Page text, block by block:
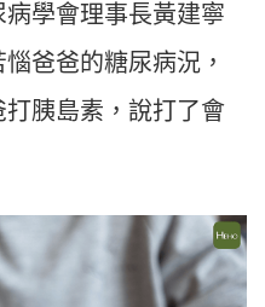
學會理事長黃建寧
爸爸的糖尿病況，
胰島素，說打了會